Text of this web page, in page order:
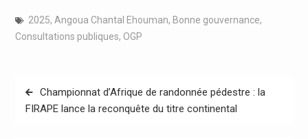
2025, Angoua Chantal Ehouman, Bonne gouvernance,
Consultations publiques, OGP
Navigation
de
Championnat d’Afrique de randonnée pédestre : la
FIRAPE lance la reconquête du titre continental